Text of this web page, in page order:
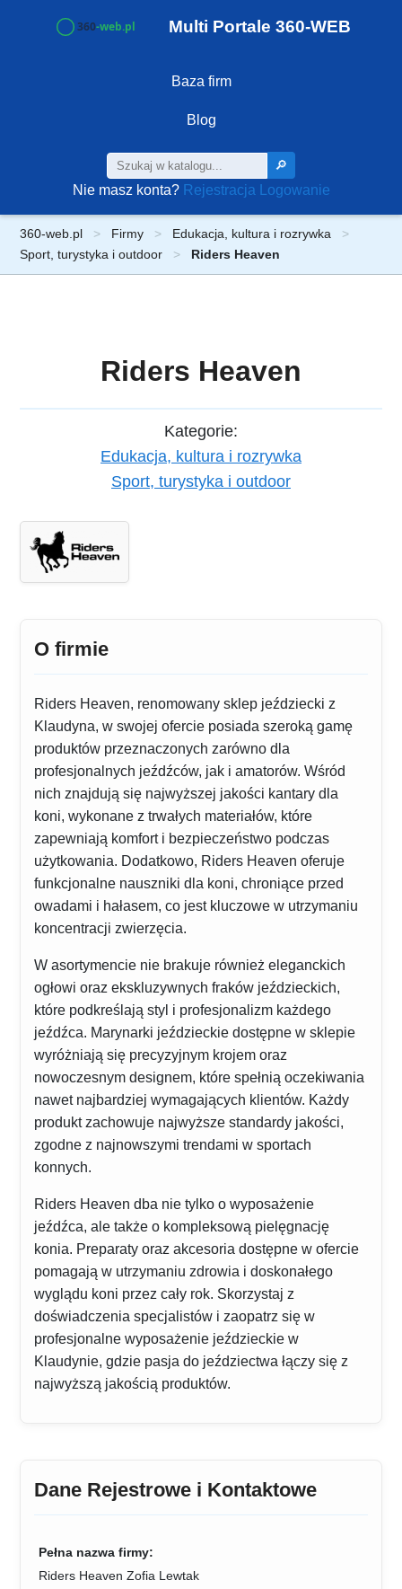
Multi Portale 360-WEB
Baza firm
Blog
🔎
Nie masz konta? Rejestracja Logowanie
360-web.pl Firmy
Edukacja, kultura i rozrywka
Sport, turystyka i outdoor
Riders Heaven
Riders Heaven
Kategorie:
Edukacja, kultura i rozrywka
Sport, turystyka i outdoor
O firmie
Riders Heaven, renomowany sklep jeździecki z
Klaudyna, w swojej ofercie posiada szeroką gamę
produktów przeznaczonych zarówno dla
profesjonalnych jeźdźców, jak i amatorów. Wśród
nich znajdują się najwyższej jakości kantary dla
koni, wykonane z trwałych materiałów, które
zapewniają komfort i bezpieczeństwo podczas
użytkowania. Dodatkowo, Riders Heaven oferuje
funkcjonalne nauszniki dla koni, chroniące przed
owadami i hałasem, co jest kluczowe w utrzymaniu
koncentracji zwierzęcia.
W asortymencie nie brakuje również eleganckich
ogłowi oraz ekskluzywnych fraków jeździeckich,
które podkreślają styl i profesjonalizm każdego
jeźdźca. Marynarki jeździeckie dostępne w sklepie
wyróżniają się precyzyjnym krojem oraz
nowoczesnym designem, które spełnią oczekiwania
nawet najbardziej wymagających klientów. Każdy
produkt zachowuje najwyższe standardy jakości,
zgodne z najnowszymi trendami w sportach
konnych.
Riders Heaven dba nie tylko o wyposażenie
jeźdźca, ale także o kompleksową pielęgnację
konia. Preparaty oraz akcesoria dostępne w ofercie
pomagają w utrzymaniu zdrowia i doskonałego
wyglądu koni przez cały rok. Skorzystaj z
doświadczenia specjalistów i zaopatrz się w
profesjonalne wyposażenie jeździeckie w
Klaudynie, gdzie pasja do jeździectwa łączy się z
najwyższą jakością produktów.
Dane Rejestrowe i Kontaktowe
Pełna nazwa firmy:
Riders Heaven Zofia Lewtak